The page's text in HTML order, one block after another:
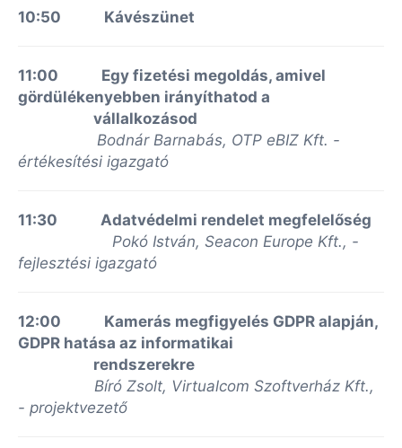
10:50 Kávészünet
11:00 Egy fizetési megoldás, amivel
gördülékenyebben irányíthatod a
vállalkozásod
Bodnár Barnabás, OTP eBIZ Kft. -
értékesítési igazgató
11:30 Adatvédelmi rendelet megfelelőség
Pokó István, Seacon Europe Kft., -
fejlesztési igazgató
12:00 Kamerás megfigyelés GDPR alapján,
GDPR hatása az informatikai
rendszerekre
Bíró Zsolt, Virtualcom Szoftverház Kft.,
- projektvezető